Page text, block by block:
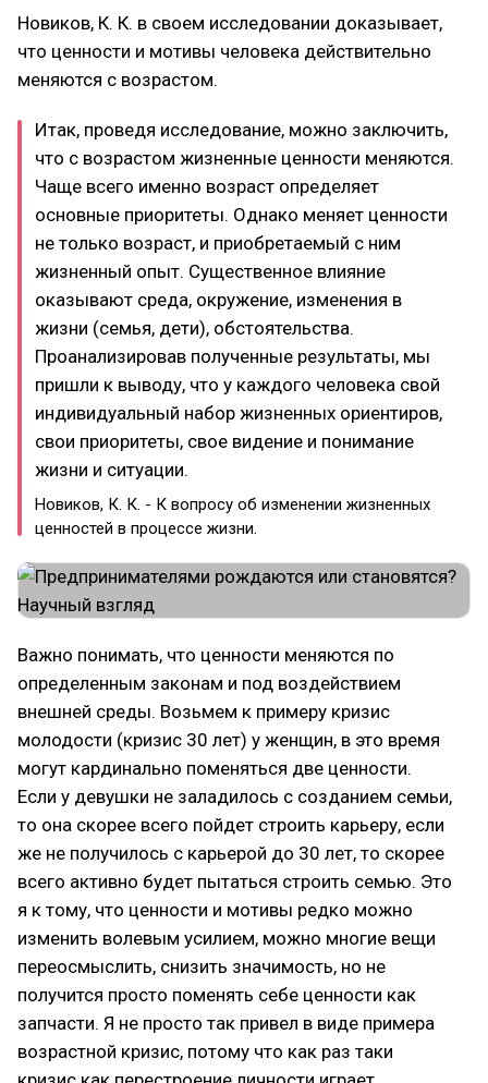
Новиков, К. К. в своем исследовании доказывает,
что ценности и мотивы человека действительно
меняются с возрастом.
Итак, проведя исследование, можно заключить,
что с возрастом жизненные ценности меняются.
Чаще всего именно возраст определяет
основные приоритеты. Однако меняет ценности
не только возраст, и приобретаемый с ним
жизненный опыт. Существенное влияние
оказывают среда, окружение, изменения в
жизни (семья, дети), обстоятельства.
Проанализировав полученные результаты, мы
пришли к выводу, что у каждого человека свой
индивидуальный набор жизненных ориентиров,
свои приоритеты, свое видение и понимание
жизни и ситуации.
Новиков, К. К. - К вопросу об изменении жизненных
ценностей в процессе жизни.
Важно понимать, что ценности меняются по
определенным законам и под воздействием
внешней среды. Возьмем к примеру кризис
молодости (кризис 30 лет) у женщин, в это время
могут кардинально поменяться две ценности.
Если у девушки не заладилось с созданием семьи,
то она скорее всего пойдет строить карьеру, если
же не получилось с карьерой до 30 лет, то скорее
всего активно будет пытаться строить семью. Это
я к тому, что ценности и мотивы редко можно
изменить волевым усилием, можно многие вещи
переосмыслить, снизить значимость, но не
получится просто поменять себе ценности как
запчасти. Я не просто так привел в виде примера
возрастной кризис, потому что как раз таки